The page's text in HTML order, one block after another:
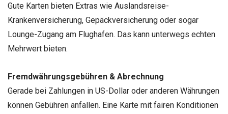
Gute Karten bieten Extras wie Auslandsreise-
Krankenversicherung, Gepäckversicherung oder sogar
Lounge-Zugang am Flughafen. Das kann unterwegs echten
Mehrwert bieten.
Fremdwährungsgebühren & Abrechnung
Gerade bei Zahlungen in US-Dollar oder anderen Währungen
können Gebühren anfallen. Eine Karte mit fairen Konditionen